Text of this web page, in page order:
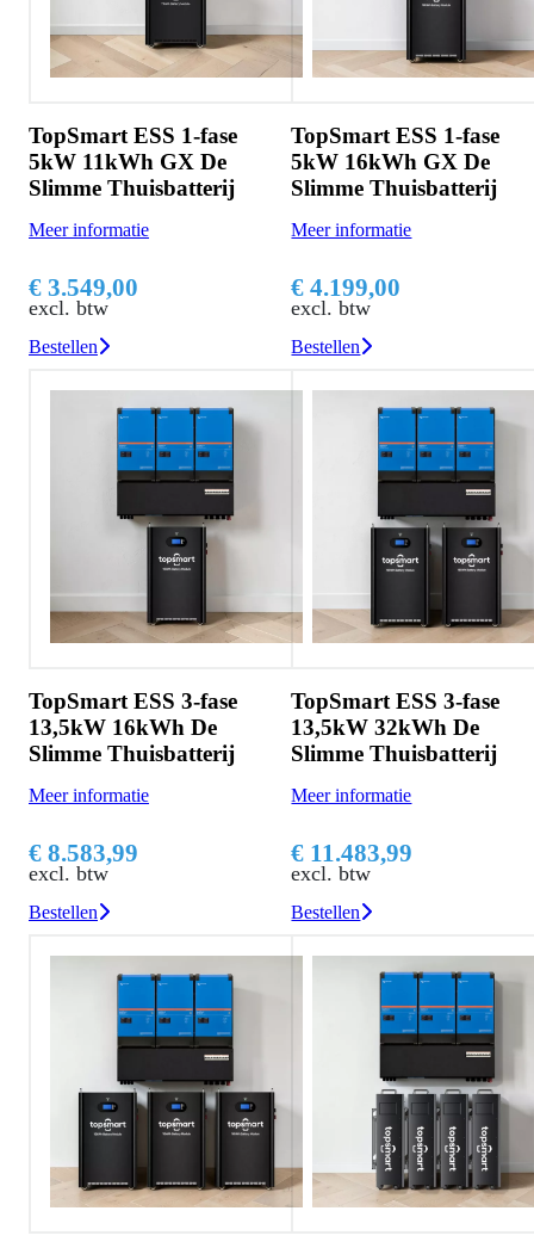
TopSmart ESS 1-fase
5kW 11kWh GX De
Slimme Thuisbatterij
Meer informatie
€ 3.549,00
excl. btw
Bestellen
TopSmart ESS 1-fase
5kW 16kWh GX De
Slimme Thuisbatterij
Meer informatie
€ 4.199,00
excl. btw
Bestellen
TopSmart ESS 3-fase
13,5kW 16kWh De
Slimme Thuisbatterij
Meer informatie
€ 8.583,99
excl. btw
Bestellen
TopSmart ESS 3-fase
13,5kW 32kWh De
Slimme Thuisbatterij
Meer informatie
€ 11.483,99
excl. btw
Bestellen